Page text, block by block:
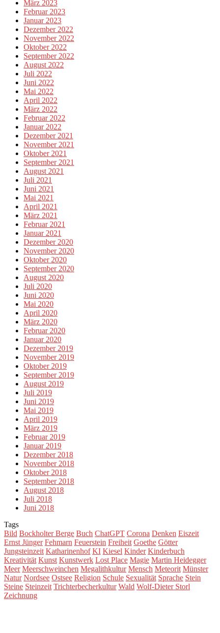
März 2023
Februar 2023
Januar 2023
Dezember 2022
November 2022
Oktober 2022
September 2022
August 2022
Juli 2022
Juni 2022
Mai 2022
April 2022
März 2022
Februar 2022
Januar 2022
Dezember 2021
November 2021
Oktober 2021
September 2021
August 2021
Juli 2021
Juni 2021
Mai 2021
April 2021
März 2021
Februar 2021
Januar 2021
Dezember 2020
November 2020
Oktober 2020
September 2020
August 2020
Juli 2020
Juni 2020
Mai 2020
April 2020
März 2020
Februar 2020
Januar 2020
Dezember 2019
November 2019
Oktober 2019
September 2019
August 2019
Juli 2019
Juni 2019
Mai 2019
April 2019
März 2019
Februar 2019
Januar 2019
Dezember 2018
November 2018
Oktober 2018
September 2018
August 2018
Juli 2018
Juni 2018
Tags
Bild Bockholter Berge Buch ChatGPT Corona Denken Eiszeit
Ernst Jünger Fehmarn Feuerstein Freiheit Goethe Götter
Jungsteinzeit Katharinenhof KI Kiesel Kinder Kinderbuch
Kreativität Kunst Kunstwerk Lost Place Magie Martin Heidegger
Meer Meerschweinchen Megalithkultur Mensch Meteorit Münster
Natur Nordsee Ostsee Religion Schule Sexualität Sprache Stein
Steine Steinzeit Trichterbecherkultur Wald Wolf-Dieter Storl
Zeichnung